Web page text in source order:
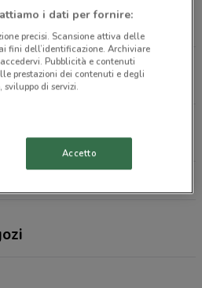
Diaz, 7 Castellanza
Milano
i dati per fornire:
precisi. Scansione attiva delle
fini dell’identificazione. Archiviare
Pubblicità e contenuti
prestazioni dei contenuti e degli
di servizi.
Accetto